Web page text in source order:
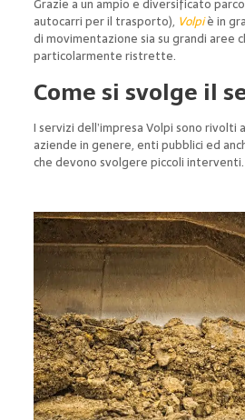
Grazie a un ampio e diversificato
autocarri per il trasporto), Volpiè in
di movimentazione sia su grandi aree
particolarmente ristrette.
Come si svolge il
I servizi dell’impresa Volpi sono rivolti
aziende in genere, enti pubblici ed
che devono svolgere piccoli interventi.